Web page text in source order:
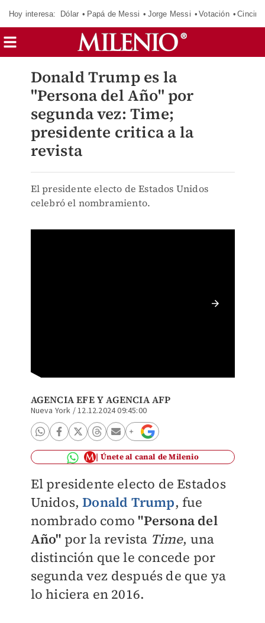
Hoy interesa: Dólar Papá de Messi Jorge Messi Votación
Donald Trump es la
"Persona del Año" por
segunda vez: Time;
presidente critica a la
revista
El presidente electo de Estados Unidos
celebró el nombramiento.
AGENCIA EFEY AGENCIA AFP
Nueva York /12.12.2024 09:45:00
Únete al canal de Milenio
El presidente electo de Estados
Unidos,Donald Trump, fue
nombrado como"Persona del
Año" por la revista Time, una
distinción que le concede por
segunda vez después de que ya
lo hiciera en 2016.